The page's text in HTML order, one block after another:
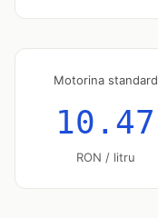
Motorina standard
10.47
RON / litru